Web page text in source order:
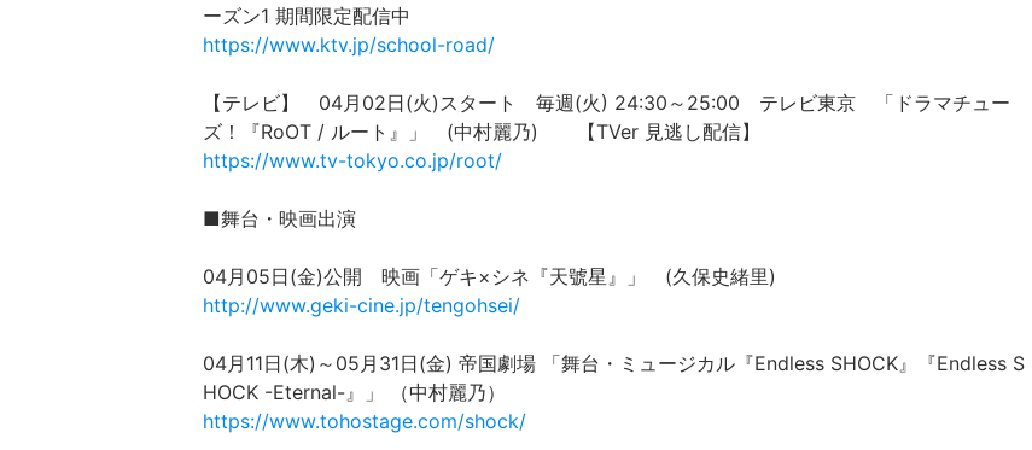
ーズン1 期間限定配信中
https://www.ktv.jp/school-road/
【テレビ】 04月02日(火)スタート 毎週(火) 24:30～25:00 テレビ東京 「ドラマチュー
ズ！『RoOT / ルート』」 (中村麗乃) 【TVer 見逃し配信】
https://www.tv-tokyo.co.jp/root/
■舞台・映画出演
04月05日(金)公開 映画「ゲキ×シネ『天號星』」 (久保史緒里)
http://www.geki-cine.jp/tengohsei/
04月11日(木)～05月31日(金) 帝国劇場 「舞台・ミュージカル『Endless SHOCK』『Endless S
HOCK -Eternal-』」 （中村麗乃）
https://www.tohostage.com/shock/